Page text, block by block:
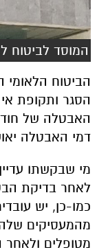
המוסד לביטוח
הביטוח
הסגר ותקופת
דמי האבטלה
מי שבקשתו
לאחר בדיקת
כמו-כן, יש
מהמעסיקים